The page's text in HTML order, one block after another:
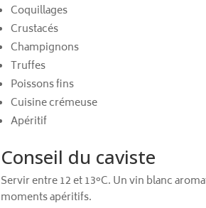
Coquillages
Crustacés
Champignons
Truffes
Poissons fins
Cuisine crémeuse
Apéritif
Conseil du caviste
Servir entre 12 et 13°C. Un vin blanc
moments apéritifs.